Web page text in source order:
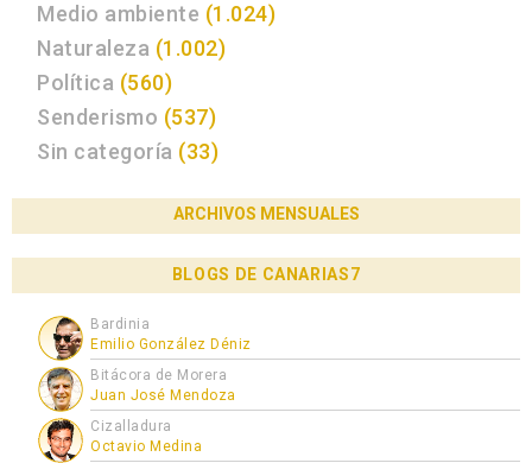
Medio ambiente (1.024)
Naturaleza (1.002)
Política (560)
Senderismo (537)
Sin categoría (33)
ARCHIVOS MENSUALES
BLOGS DE CANARIAS7
Bardinia
Emilio González Déniz
Bitácora de Morera
Juan José Mendoza
Cizalladura
Octavio Medina